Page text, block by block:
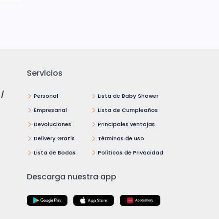
/
Servicios
Personal
Empresarial
Devoluciones
Delivery Gratis
Lista de Bodas
Lista de Baby Shower
Lista de Cumpleaños
Principales ventajas
Términos de uso
Políticas de Privacidad
Descarga nuestra app